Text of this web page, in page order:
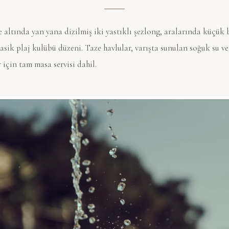
altında yan yana dizilmiş iki yastıklı şezlong, aralarında
plaj kulübü düzeni. Taze havlular, varışta sunulan soğuk su
için tam masa servisi dahil.